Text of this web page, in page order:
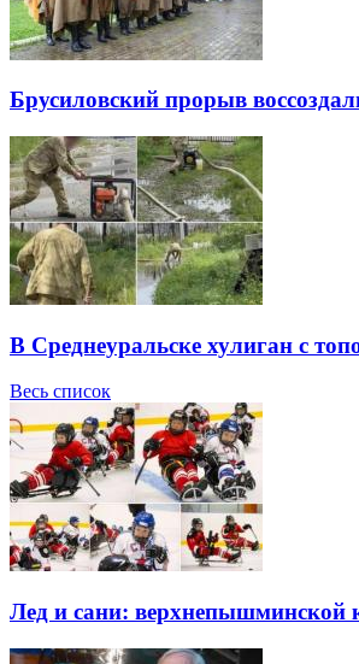
Брусиловский прорыв
В Среднеуральске хулиган с
Весь список
Лед и сани: верхнепышминской